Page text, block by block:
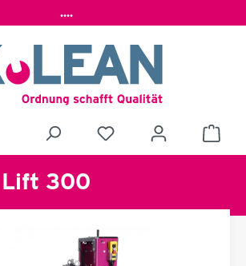
....
Lift 300